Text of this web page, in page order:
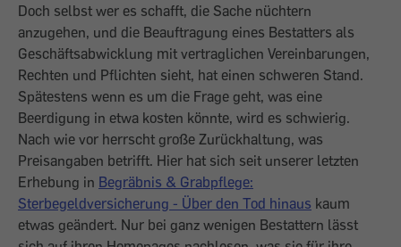
Doch selbst wer es schafft, die Sache nüchtern
anzugehen, und die Beauftragung eines Bestatters als
Geschäftsabwicklung mit vertraglichen Vereinbarungen,
Rechten und Pflichten sieht, hat einen schweren Stand.
Spätestens wenn es um die Frage geht, was eine
Beerdigung in etwa kosten könnte, wird es schwierig.
Nach wie vor herrscht große Zurückhaltung, was
Preisangaben betrifft. Hier hat sich seit unserer letzten
Erhebung in Begräbnis & Grabpflege:
Sterbegeldversicherung - Über den Tod hinaus kaum
etwas geändert. Nur bei ganz wenigen Bestattern lässt